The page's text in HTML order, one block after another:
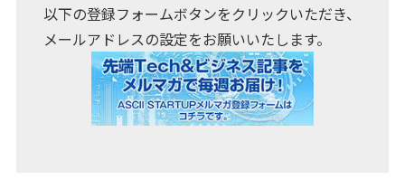
以下の登録フォームボタンをクリックいただき、
メールアドレスの設定をお願いいたします。